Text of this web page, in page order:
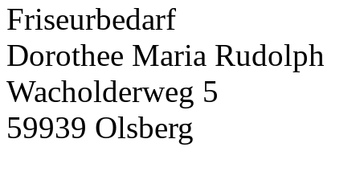
Friseurbedarf
Dorothee Maria Rudolph
Wacholderweg 5
59939 Olsberg